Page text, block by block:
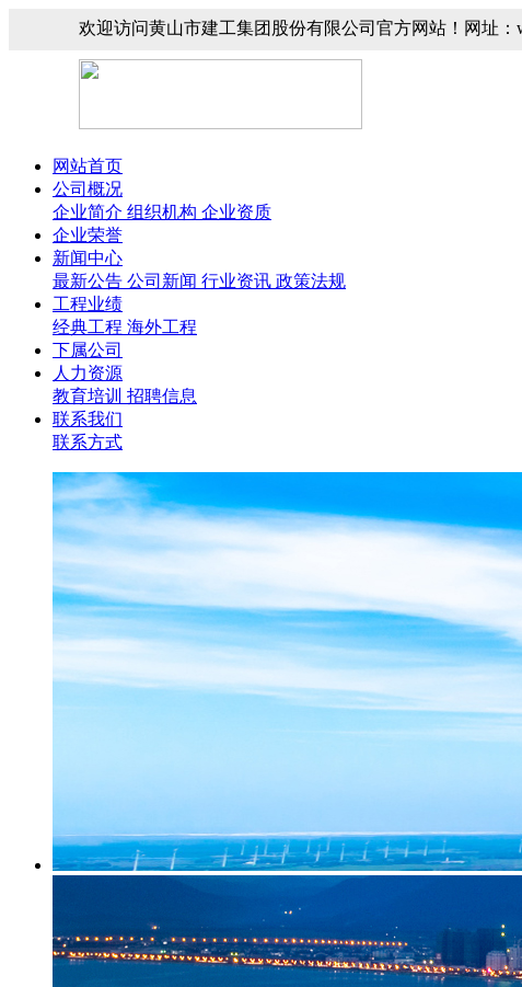
欢迎访问黄山市建工集团股份有限公司官方网站！网址：
网站首页
公司概况
企业简介 组织机构 企业资质
企业荣誉
新闻中心
最新公告 公司新闻 行业资讯 政策法规
工程业绩
经典工程 海外工程
下属公司
人力资源
教育培训 招聘信息
联系我们
联系方式